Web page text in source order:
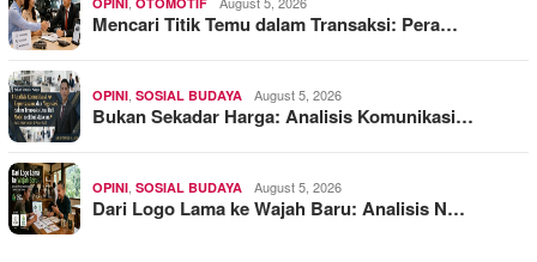
Mencari Titik Temu dalam Transaksi: Pera…
OPINI SOSIAL BUDAYA August 5, 2026
Bukan Sekadar Harga: Analisis Komunikasi…
OPINI SOSIAL BUDAYA August 5, 2026
Dari Logo Lama ke Wajah Baru: Analisis N…